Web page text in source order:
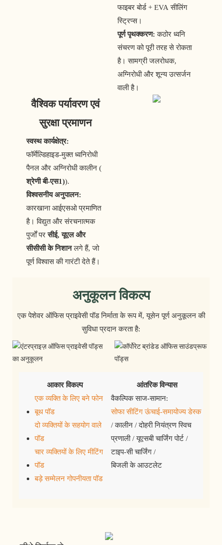
फाइबर बोर्ड + EVA सीलिंग
स्ट्रिप्स।
पूर्ण पृथक्करण: कठोर ध्वनि
संचरण को पूरी तरह से रोकता
है। सामग्री जलरोधक,
अग्निरोधी और शून्य उत्सर्जन
वाली है।
वैश्विक पर्यावरण एवं
सुरक्षा प्रमाणन
स्वस्थ कार्यक्षेत्र:
फॉर्मेल्डिहाइड-मुक्त ध्वनिरोधी
पैनल और अग्निरोधी कालीन (
श्रेणी बी-एस1)).
विश्वसनीय अनुपालन:
कारखाना आईएसओ प्रमाणित
है। विद्युत और संरचनात्मक
पुर्जों परसीई, यूएल और
सीसीसी के निशानलगे हैं, जो
पूर्ण विश्वास की गारंटी देते हैं।
अनुकूलन विकल्प
एक पेशेवर ऑफिस प्राइवेसी पॉड निर्माता के रूप में, यूसेन पूर्ण अनुकूलन की
सुविधा प्रदान करता है:
आकार विकल्प
एक व्यक्ति के लिए बने फोन
बूथ पॉड
दो व्यक्तियों के सहयोग वाले
पॉड
चार व्यक्तियों के लिए मीटिंग
पॉड
बड़े सम्मेलन गोपनीयता पॉड
आंतरिक विन्यास
वैकल्पिक साज-सामान:
सोफा सीटिंग ऊंचाई-समायोज्य डेस्क
/ कालीन / दोहरी नियंत्रण स्विच
प्रणाली / यूएसबी चार्जिंग पोर्ट /
टाइप-सी चार्जिंग /
बिजली के आउटलेट